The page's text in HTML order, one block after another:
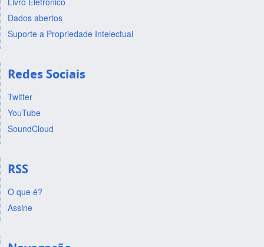
Dados abertos
Suporte a Propriedade Intelectual
Redes Sociais
Twitter
YouTube
SoundCloud
RSS
O que é?
Assine